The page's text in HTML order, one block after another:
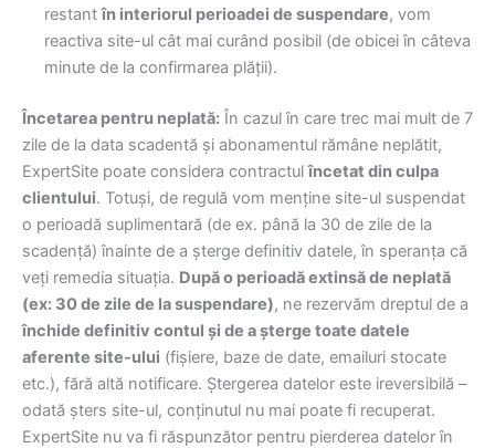
restantîn interiorul perioadei de suspendare, vom
reactiva site-ul cât mai curând posibil (de obicei în câteva
minute de la confirmarea plății).
Încetarea pentru neplată: În cazul în care trec mai mult de 7
zile de la data scadentă și abonamentul rămâne neplătit,
ExpertSite poate considera contractulîncetat din culpa
clientului. Totuși, de regulă vom menține site-ul suspendat
o perioadă suplimentară (de ex. până la 30 de zile de la
scadență) înainte de a șterge definitiv datele, în speranța că
veți remedia situația. După o perioadă extinsă de neplată
(ex: 30 de zile de la suspendare), ne rezervăm dreptul de a
închide definitiv contul și de a șterge toate datele
aferente site-ului (fișiere, baze de date, emailuri stocate
etc.), fără altă notificare. Ștergerea datelor este ireversibilă –
odată șters site-ul, conținutul nu mai poate fi recuperat.
ExpertSite nu va fi răspunzător pentru pierderea datelor în